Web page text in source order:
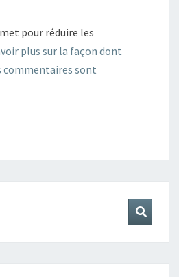
pour réduire les
plus sur la façon dont
commentaires sont